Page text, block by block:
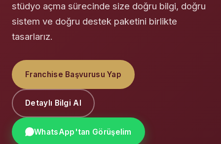
stüdyo açma sürecinde size doğru bilgi, doğru
sistem ve doğru destek paketini birlikte
tasarlarız.
Franchise Başvurusu Yap
Detaylı Bilgi Al
WhatsApp'tan Görüşelim